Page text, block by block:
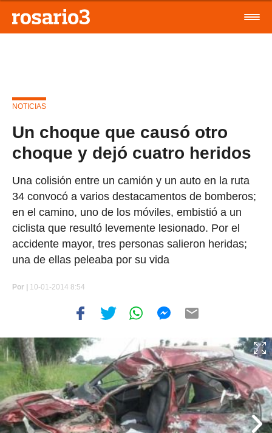
NOTICIAS
Un choque que causó otro
choque y dejó cuatro heridos
Una colisión entre un camión y un auto en la ruta
34 convocó a varios destacamentos de bomberos;
en el camino, uno de los móviles, embistió a un
ciclista que resultó levemente lesionado. Por el
accidente mayor, tres personas salieron heridas;
una de ellas peleaba por su vida
Por 10-01-2014 8:54